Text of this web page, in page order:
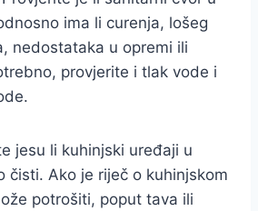
ima li curenja, lošeg
nedostataka u opremi ili
provjerite i tlak vode i
jesu li kuhinjski uređaji u
čisti. Ako je riječ o kuhinjskom
potrošiti, poput tava ili